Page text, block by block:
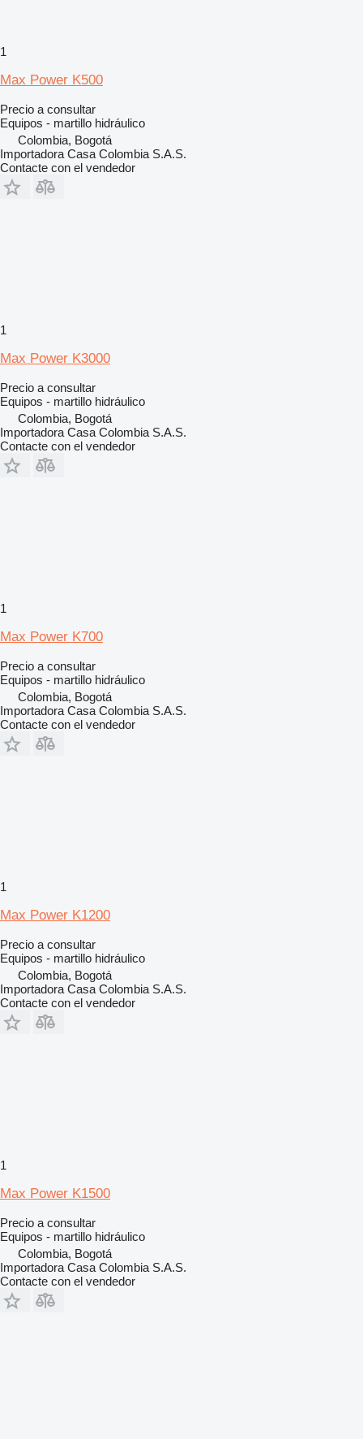
1
Max Power K500
Precio a consultar
Equipos - martillo hidráulico
Colombia, Bogotá
Importadora Casa Colombia S.A.S.
Contacte con el vendedor
1
Max Power K3000
Precio a consultar
Equipos - martillo hidráulico
Colombia, Bogotá
Importadora Casa Colombia S.A.S.
Contacte con el vendedor
1
Max Power K700
Precio a consultar
Equipos - martillo hidráulico
Colombia, Bogotá
Importadora Casa Colombia S.A.S.
Contacte con el vendedor
1
Max Power K1200
Precio a consultar
Equipos - martillo hidráulico
Colombia, Bogotá
Importadora Casa Colombia S.A.S.
Contacte con el vendedor
1
Max Power K1500
Precio a consultar
Equipos - martillo hidráulico
Colombia, Bogotá
Importadora Casa Colombia S.A.S.
Contacte con el vendedor